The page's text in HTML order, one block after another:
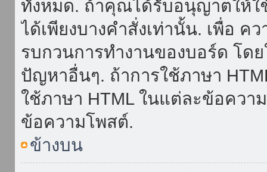
ทั้งหมด. ถ้าคุณได้รับอนุญาตให้ใ
ได้เพียงบางคำสั่งเท่านั้น. เพื่อ
รบกวนการทำงานของบอร์ด โด
ปัญหาอื่นๆ. ถ้าการใช้ภาษา
ใช้ภาษา HTML ในแต่ละข้อคว
ข้อความโพสต์.
ข้างบน